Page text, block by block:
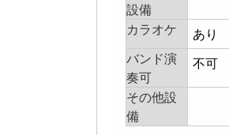
設備
カラオケ
あり
バンド演
奏可
不可
その他設
備